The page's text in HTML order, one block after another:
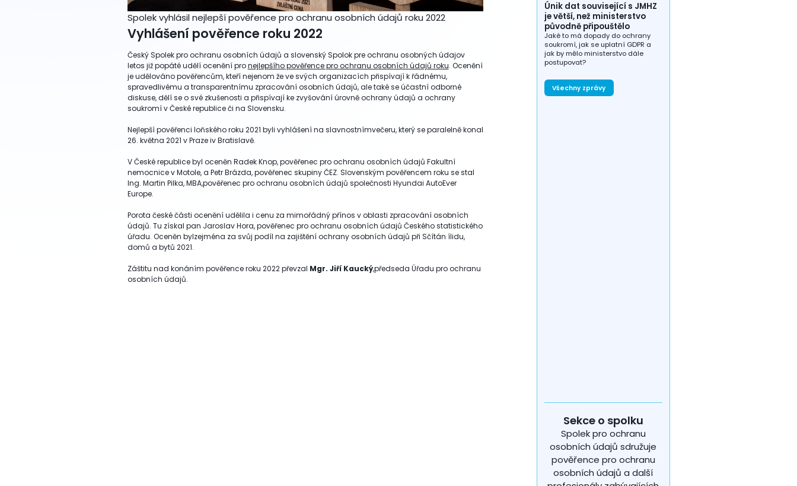
Spolek vyhlásil nejlepší pověřence pro ochranu osobních údajů roku 2022
Vyhlášení pověřence roku 2022
Český Spolek pro ochranu osobních údajů a slovenský Spolok pre ochranu osobných údajov
letos již popáté udělí ocenění pronejlepšího pověřence pro ochranu osobních údajů roku. Ocenění
je udělováno pověřencům, kteří nejenom že ve svých organizacích přispívají k řádnému,
spravedlivému a transparentnímu zpracování osobních údajů, ale také se účastní odborné
diskuse, dělí se o své zkušenosti a přispívají ke zvyšování úrovně ochrany údajů a ochrany
soukromí v České republice či na Slovensku.
Nejlepší pověřenci loňského roku 2021 byli vyhlášení na slavnostnímvečeru, který se paralelně konal
26. května 2021 v Praze iv Bratislavě.
V České republice byl oceněn Radek Knop, pověřenec pro ochranu osobních údajů Fakultní
nemocnice v Motole, a Petr Brázda, pověřenec skupiny ČEZ. Slovenským pověřencem roku se stal
Ing. Martin Pilka, MBA,pověřenec pro ochranu osobních údajů společnosti Hyundai AutoEver
Europe.
Porota české části ocenění udělila i cenu za mimořádný přínos v oblasti zpracování osobních
údajů. Tu získal pan Jaroslav Hora, pověřenec pro ochranu osobních údajů Českého statistického
úřadu. Oceněn bylzejména za svůj podíl na zajištění ochrany osobních údajů při Sčítán ílidu,
domů a bytů 2021.
Záštitu nad konáním pověřence roku 2022 převzal Mgr. Jiří Kaucký,předseda Úřadu pro ochranu
osobních údajů.
Únik dat související s JMHZ
je větší, než ministerstvo
původně připouštělo
Jaké to má dopady do ochrany
soukromí, jak se uplatní GDPR a
jak by mělo ministerstvo dále
postupovat?
Všechny zprávy
Sekce o spolku
Spolek pro ochranu
osobních údajů sdružuje
pověřence pro ochranu
osobních údajů a další